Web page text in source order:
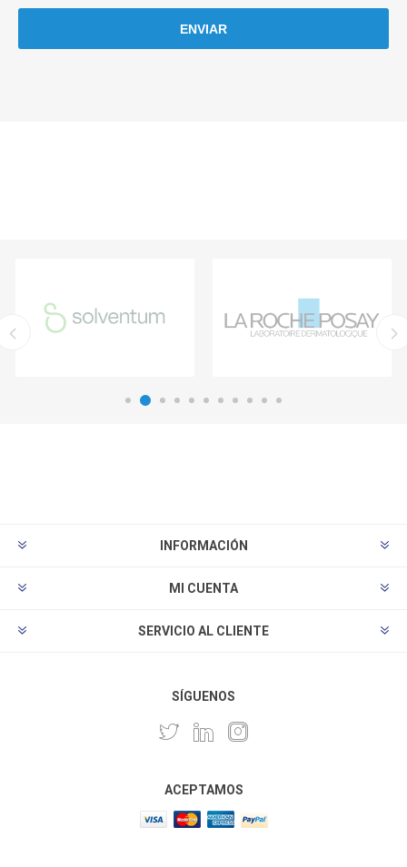
INFORMACIÓN
MI CUENTA
SERVICIO AL CLIENTE
SÍGUENOS
ACEPTAMOS